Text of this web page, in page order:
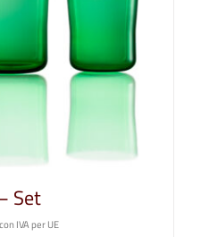
Set
con IVA per UE